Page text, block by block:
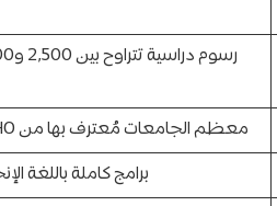
معظم الجامعات مُعترف بها من WHO وهيئات طبية في آسيا وأفريقيا والدول العربية
برامج كاملة باللغة